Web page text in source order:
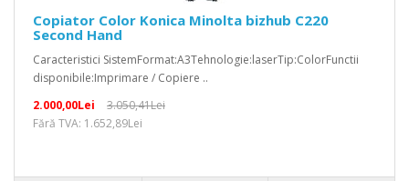
Copiator Color Konica Minolta bizhub C220
Second Hand
Caracteristici SistemFormat:A3Tehnologie:laserTip:ColorFunctii
disponibile:Imprimare / Copiere ..
2.000,00Lei
3.050,41Lei
Fără TVA: 1.652,89Lei